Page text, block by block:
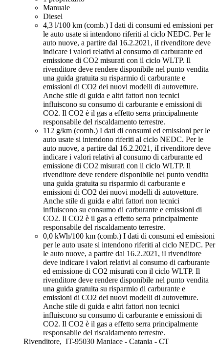
Manuale
Diesel
4,3 l/100 km (comb.) I dati di consumi ed emissioni per
le auto usate si intendono riferiti al ciclo NEDC. Per le
auto nuove, a partire dal 16.2.2021, iI rivenditore deve
indicare i valori relativi al consumo di carburante ed
emissione di CO2 misurati con il ciclo WLTP. Il
rivenditore deve rendere disponibile nel punto vendita
una guida gratuita su risparmio di carburante e
emissioni di CO2 dei nuovi modelli di autovetture.
Anche stile di guida e altri fattori non tecnici
influiscono su consumo di carburante e emissioni di
CO2. Il CO2 è il gas a effetto serra principalmente
responsabile del riscaldamento terrestre.
112 g/km (comb.) I dati di consumi ed emissioni per le
auto usate si intendono riferiti al ciclo NEDC. Per le
auto nuove, a partire dal 16.2.2021, iI rivenditore deve
indicare i valori relativi al consumo di carburante ed
emissione di CO2 misurati con il ciclo WLTP. Il
rivenditore deve rendere disponibile nel punto vendita
una guida gratuita su risparmio di carburante e
emissioni di CO2 dei nuovi modelli di autovetture.
Anche stile di guida e altri fattori non tecnici
influiscono su consumo di carburante e emissioni di
CO2. Il CO2 è il gas a effetto serra principalmente
responsabile del riscaldamento terrestre.
0,0 kWh/100 km (comb.) I dati di consumi ed emissioni
per le auto usate si intendono riferiti al ciclo NEDC. Per
le auto nuove, a partire dal 16.2.2021, iI rivenditore
deve indicare i valori relativi al consumo di carburante
ed emissione di CO2 misurati con il ciclo WLTP. Il
rivenditore deve rendere disponibile nel punto vendita
una guida gratuita su risparmio di carburante e
emissioni di CO2 dei nuovi modelli di autovetture.
Anche stile di guida e altri fattori non tecnici
influiscono su consumo di carburante e emissioni di
CO2. Il CO2 è il gas a effetto serra principalmente
responsabile del riscaldamento terrestre.
Rivenditore, IT-95030 Maniace - Catania - CT